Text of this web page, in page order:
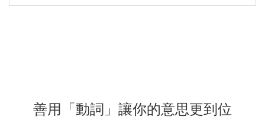
善用「動詞」讓你的意思更到位